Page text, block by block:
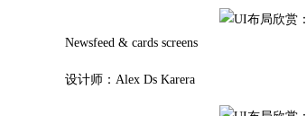
Newsfeed & cards screens
设计师：Alex Ds Karera